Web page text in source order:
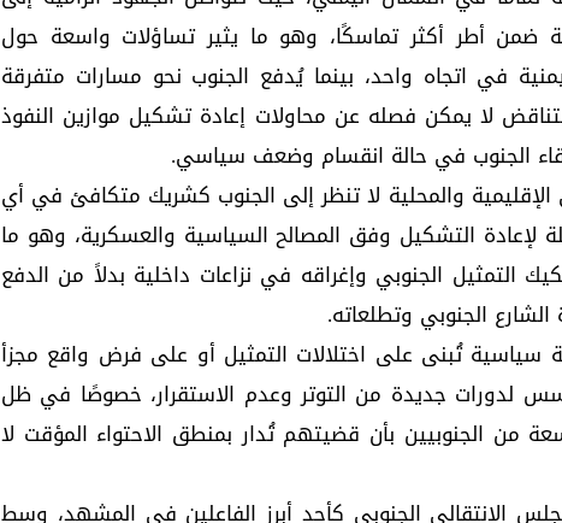
ضمن أطر أكثر تماسكًا، وهو ما يثير تساؤلات واسعة حول
في اتجاه واحد، بينما يُدفع الجنوب نحو مسارات متفرقة
لا يمكن فصله عن محاولات إعادة تشكيل موازين النفوذ
الجنوب في حالة انقسام وضعف سياسي.
والمحلية لا تنظر إلى الجنوب كشريك متكافئ في أي
لإعادة التشكيل وفق المصالح السياسية والعسكرية، وهو ما
التمثيل الجنوبي وإغراقه في نزاعات داخلية بدلاً من الدفع
الجنوبي وتطلعاته.
سياسية تُبنى على اختلالات التمثيل أو على فرض واقع مجزأ
لدورات جديدة من التوتر وعدم الاستقرار، خصوصًا في ظل
من الجنوبيين بأن قضيتهم تُدار بمنطق الاحتواء المؤقت لا
الانتقالي الجنوبي كأحد أبرز الفاعلين في المشهد، وسط